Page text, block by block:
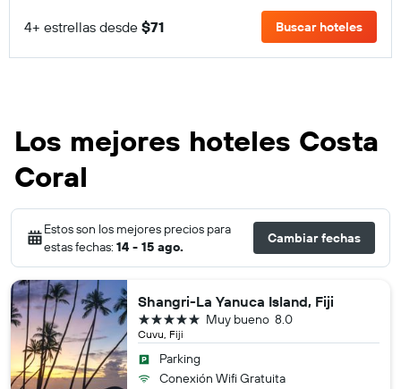
4+ estrellas desde $71 Buscar hoteles
Los mejores hoteles Costa
Coral
Estos son los mejores precios para
estas fechas: 14 - 15 ago.
Cambiar fechas
Shangri-La Yanuca Island, Fiji
Cuvu, Fiji
8.0
Muy bueno
5 estrellas
Parking
Conexión Wifi Gratuita